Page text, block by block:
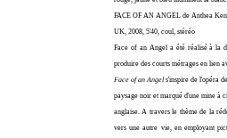
FACE OF AN ANGEL de Anthea
UK, 2008, 5'40, coul, stéréo
Face of an Angel a été réalisé à la
produire des courts métrages en lien
Face of an Angel s'inspire de l'opéra
paysage noir et marqué d'une mine à
anglaise. A travers le thème de la
vers une autre vie, en employant